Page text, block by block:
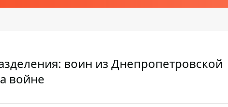
воин из Днепропетровской
войне